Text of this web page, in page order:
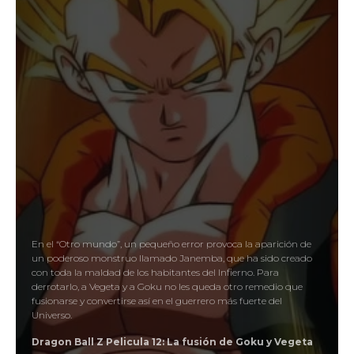
En el “Otro mundo”, un pequeño error provoca la aparición de
un poderoso monstruo llamado Janemba, que ha sido creado
con toda la maldad de los habitantes del Infierno. Para
derrotarlo, a Vegeta y a Goku no les queda otro remedio que
fusionarse y convertirse así en el guerrero más fuerte del
Universo.
Dragon Ball Z Pelicula 12: La fusión de Goku y Vegeta